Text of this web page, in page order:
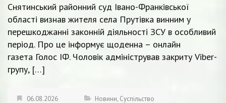
Снятинський районний суд Івано-Франківської
області визнав жителя села Прутівка винним у
перешкоджанні законній діяльності ЗСУ в особливий
період. Про це інформує щоденна – онлайн
газета Голос ІФ. Чоловік адміністрував закриту Viber-
групу, […]
06.08.2026 Новини, Суспільство